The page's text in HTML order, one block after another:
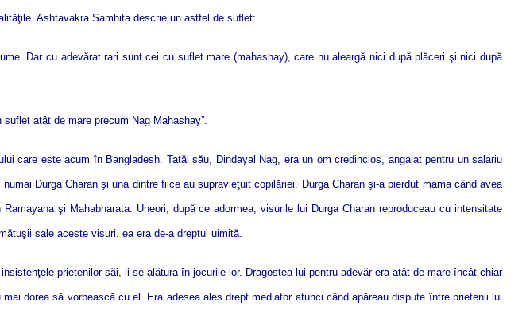
Ashtavakra Samhita descrie un astfel de suflet:
Dar cu adevărat rari sunt cei cu suflet mare (mahashay), care nu aleargă nici după plăceri şi nici după
atât de mare precum Nag Mahashay”.
care este acum în Bangladesh. Tatăl său, Dindayal Nag, era un om credincios, angajat pentru un salariu
Durga Charan şi una dintre fiice au supravieţuit copilăriei. Durga Charan şi-a pierdut mama când avea
şi Mahabharata. Uneori, după ce adormea, visurile lui Durga Charan reproduceau cu intensitate
sale aceste visuri, ea era de-a dreptul uimită.
prietenilor săi, li se alătura în jocurile lor. Dragostea lui pentru adevăr era atât de mare încât chiar
dorea să vorbească cu el. Era adesea ales drept mediator atunci când apăreau dispute între prietenii lui